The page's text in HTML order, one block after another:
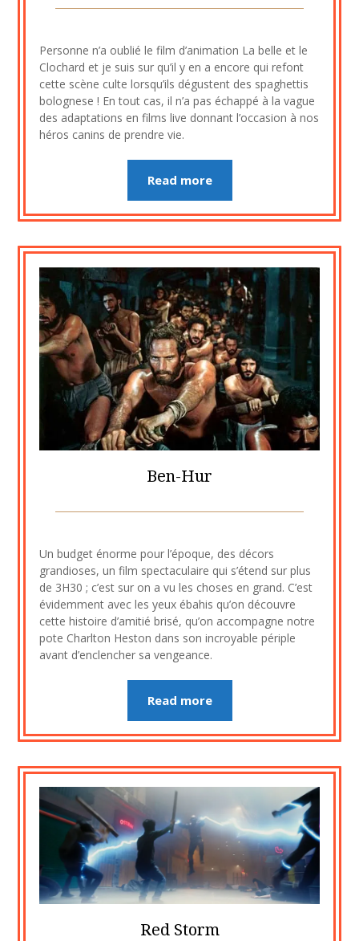
27
septembre
2020
Personne n’a oublié le film d’animation La belle et le
Clochard et je suis sur qu’il y en a encore qui refont
cette scène culte lorsqu’ils dégustent des spaghettis
bolognese ! En tout cas, il n’a pas échappé à la vague
des adaptations en films live donnant l’occasion à nos
héros canins de prendre vie.
Read more
Ben-Hur
21
septembre
2020
Un budget énorme pour l’époque, des décors
grandioses, un film spectaculaire qui s’étend sur plus
de 3H30 ; c’est sur on a vu les choses en grand. C’est
évidemment avec les yeux ébahis qu’on découvre
cette histoire d’amitié brisé, qu’on accompagne notre
pote Charlton Heston dans son incroyable périple
avant d’enclencher sa vengeance.
Read more
Red Storm